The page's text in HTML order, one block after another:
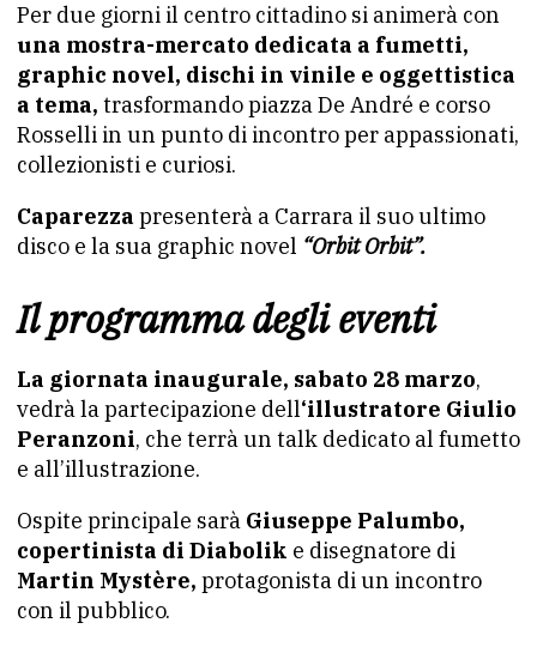
Per due giorni il centro cittadino si animerà con
una mostra-mercato dedicata a fumetti,
graphic novel, dischi in vinile e oggettistica
a tema, trasformando piazza De André e corso
Rosselli in un punto di incontro per appassionati,
collezionisti e curiosi.
Caparezza presenterà a Carrara il suo ultimo
disco e la sua graphic novel “Orbit Orbit”.
Il programma degli eventi
La giornata inaugurale, sabato 28 marzo,
vedrà la partecipazione dell‘illustratore Giulio
Peranzoni, che terrà un talk dedicato al fumetto
e all’illustrazione.
Ospite principale sarà Giuseppe Palumbo,
copertinista di Diabolik e disegnatore di
Martin Mystère, protagonista di un incontro
con il pubblico.